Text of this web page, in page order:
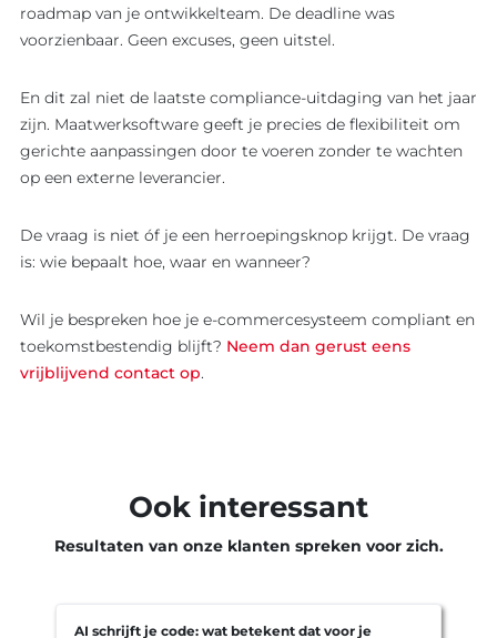
roadmap van je ontwikkelteam. De deadline was
voorzienbaar. Geen excuses, geen uitstel.
En dit zal niet de laatste compliance-uitdaging van het jaar
zijn. Maatwerksoftware geeft je precies de flexibiliteit om
gerichte aanpassingen door te voeren zonder te wachten
op een externe leverancier.
De vraag is niet óf je een herroepingsknop krijgt. De vraag
is: wie bepaalt hoe, waar en wanneer?
Wil je bespreken hoe je e-commercesysteem compliant en
toekomstbestendig blijft? Neem dan gerust eens
vrijblijvend contact op.
Ook interessant
Resultaten van onze klanten spreken voor zich.
AI schrijft je code: wat betekent dat voor je